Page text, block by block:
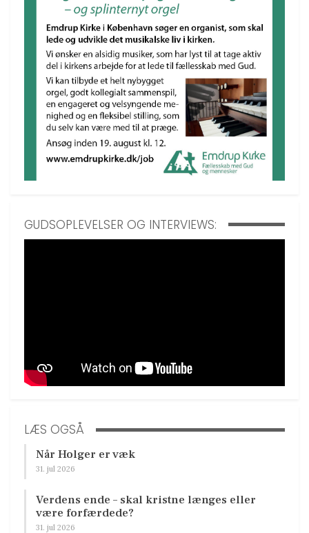
GUDSOPLEVELSER OG INTERVIEWS:
LÆS OGSÅ
Når Holger er væk
31. jul 2026
Verdens ende – skal kristne længes eller
være forfærdede?
31. jul 2026